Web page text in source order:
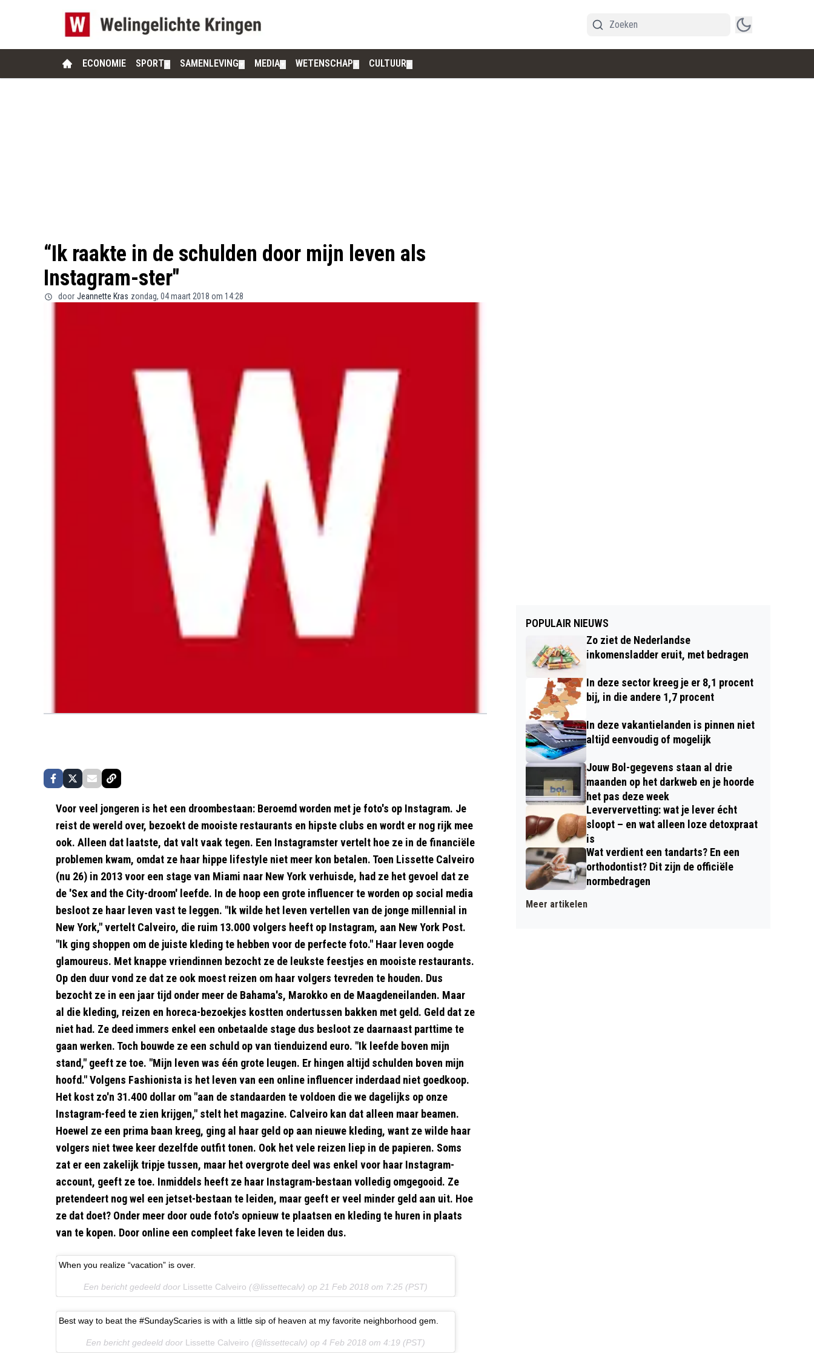
ECONOMIE SPORT SAMENLEVING MEDIA WETENSCHAP CULTUUR
“Ik raakte in de schulden door mijn leven als
Instagram-ster"
door Jeannette Kras zondag, 04 maart 2018 om 14:28
Voor veel jongeren is het een droombestaan: Beroemd worden met je foto's op Instagram. Je
reist de wereld over, bezoekt de mooiste restaurants en hipste clubs en wordt er nog rijk mee
ook. Alleen dat laatste, dat valt vaak tegen. Een Instagramster vertelt hoe ze in de financiële
problemen kwam, omdat ze haar hippe lifestyle niet meer kon betalen. Toen Lissette Calveiro
(nu 26) in 2013 voor een stage van Miami naar New York verhuisde, had ze het gevoel dat ze
de 'Sex and the City-droom' leefde. In de hoop een grote influencer te worden op social media
besloot ze haar leven vast te leggen. "Ik wilde het leven vertellen van de jonge millennial in
New York," vertelt Calveiro, die ruim 13.000 volgers heeft op Instagram, aan New York Post.
"Ik ging shoppen om de juiste kleding te hebben voor de perfecte foto." Haar leven oogde
glamoureus. Met knappe vriendinnen bezocht ze de leukste feestjes en mooiste restaurants.
Op den duur vond ze dat ze ook moest reizen om haar volgers tevreden te houden. Dus
bezocht ze in een jaar tijd onder meer de Bahama's, Marokko en de Maagdeneilanden. Maar
al die kleding, reizen en horeca-bezoekjes kostten ondertussen bakken met geld. Geld dat ze
niet had. Ze deed immers enkel een onbetaalde stage dus besloot ze daarnaast parttime te
gaan werken. Toch bouwde ze een schuld op van tienduizend euro. "Ik leefde boven mijn
stand," geeft ze toe. "Mijn leven was één grote leugen. Er hingen altijd schulden boven mijn
hoofd." Volgens Fashionista is het leven van een online influencer inderdaad niet goedkoop.
Het kost zo'n 31.400 dollar om "aan de standaarden te voldoen die we dagelijks op onze
Instagram-feed te zien krijgen," stelt het magazine. Calveiro kan dat alleen maar beamen.
Hoewel ze een prima baan kreeg, ging al haar geld op aan nieuwe kleding, want ze wilde haar
volgers niet twee keer dezelfde outfit tonen. Ook het vele reizen liep in de papieren. Soms
zat er een zakelijk tripje tussen, maar het overgrote deel was enkel voor haar Instagram-
account, geeft ze toe. Inmiddels heeft ze haar Instagram-bestaan volledig omgegooid. Ze
pretendeert nog wel een jetset-bestaan te leiden, maar geeft er veel minder geld aan uit. Hoe
ze dat doet? Onder meer door oude foto's opnieuw te plaatsen en kleding te huren in plaats
van te kopen. Door online een compleet fake leven te leiden dus.
When you realize “vacation” is over.
Een bericht gedeeld door Lissette Calveiro (@lissettecalv) op 21 Feb 2018 om 7:25 (PST)
Best way to beat the #SundayScaries is with a little sip of heaven at my favorite neighborhood gem.
Een bericht gedeeld door Lissette Calveiro (@lissettecalv) op 4 Feb 2018 om 4:19 (PST)
POPULAIR NIEUWS
Zo ziet de Nederlandse
inkomensladder eruit, met bedragen
In deze sector kreeg je er 8,1 procent
bij, in die andere 1,7 procent
In deze vakantielanden is pinnen niet
altijd eenvoudig of mogelijk
Jouw Bol-gegevens staan al drie
maanden op het darkweb en je hoorde
het pas deze week
Leververvetting: wat je lever écht
sloopt – en wat alleen loze detoxpraat
is
Wat verdient een tandarts? En een
orthodontist? Dit zijn de officiële
normbedragen
Meer artikelen